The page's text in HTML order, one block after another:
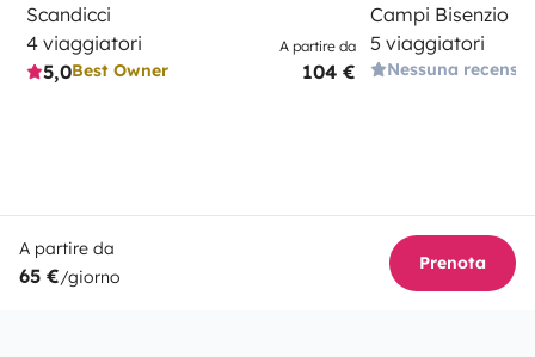
Scandicci
4 viaggiatori
5,0Best Owner
A partire da
104 €
Campi Bisenzio
5 viaggiatori
Nessuna
A partire da
65 €/giorno
Prenota